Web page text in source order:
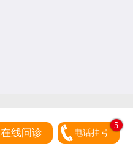
在线问诊 电话挂号
5